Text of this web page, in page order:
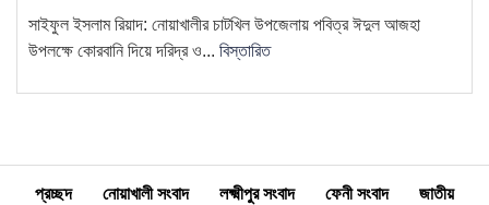
15
চাটখিল উপজেলা ছাত্রদলের সভাপতি
প্রার্থী অশ্রু বিন্দু পাটওয়ারী
সাইফুল ইসলাম রিয়াদ: নোয়াখালীর চাটখিল উপজেলায় পবিত্র ঈদুল আজহা
উপলক্ষে কোরবানি দিয়ে দরিদ্র ও... বিস্তারিত
প্রচ্ছদ নোয়াখালী সংবাদ লক্ষ্মীপুর সংবাদ ফেনী সংবাদ
জাতীয়